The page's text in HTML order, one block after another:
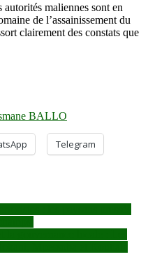
maliennes sont en
de l’assainissement du
clairement des constats que
BALLO
Telegram